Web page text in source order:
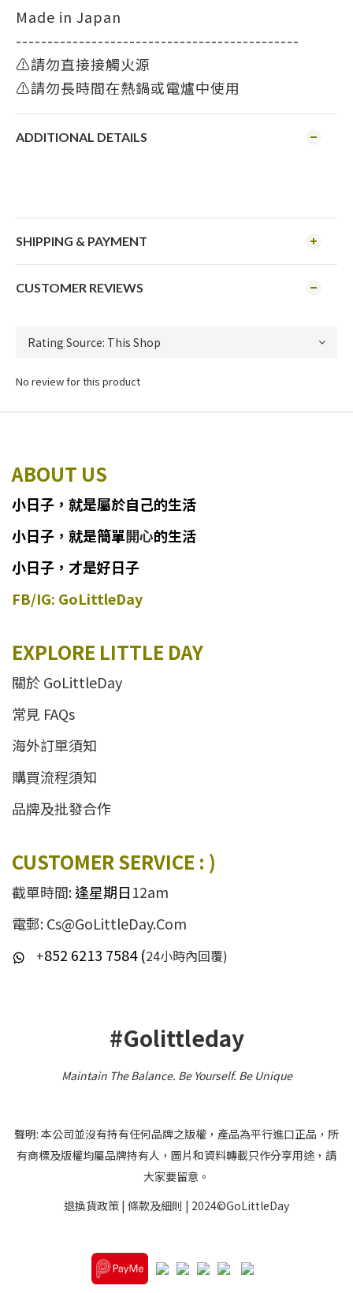
Made in Japan
---------------------------------------------
⚠️請勿直接接觸火源
⚠️請勿長時間在熱鍋或電爐中使用
ADDITIONAL DETAILS
SHIPPING & PAYMENT
CUSTOMER REVIEWS
No review for this product
ABOUT US
小日子 ， 就是屬於自己的生活
小日子 ， 就是簡單開心的生活
小日子，才是好日子
FB/IG: GoLittleDay
EXPLORE LITTLE DAY
關於 GoLittleDay
常見 FAQs
海外訂單須知
購買流程須知
品牌及批發合作
CUSTOMER SERVICE : )
截單時間:逢星期日12am
電郵: Cs@GoLittleDay.Com
+852 6213 7584 (24小時內回覆)
#Golittleday
Maintain The Balance. Be Yourself.Be Unique
聲明: 本公司並沒有持有任何品牌之版權，產品為平行進口正品，所
有商標及版權均屬品牌持有人，圖片和資料轉載只作分享用途，請
大家要留意。
退換貨政策 | 條款及細則 | 2024©GoLittleDay